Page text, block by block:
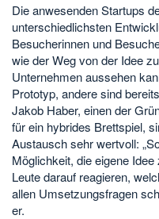
Die anwesenden Startups
unterschiedlichsten
Besucherinnen und
wie der Weg von der Idee
Unternehmen aussehen
Prototyp, andere sind
Jakob Haber, einen der
für ein hybrides Brettspiel,
Austausch sehr wertvoll:
Möglichkeit, die eigene
Leute darauf reagieren,
allen Umsetzungsfragen
er.